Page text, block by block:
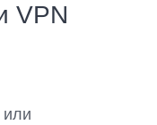
VPN
или